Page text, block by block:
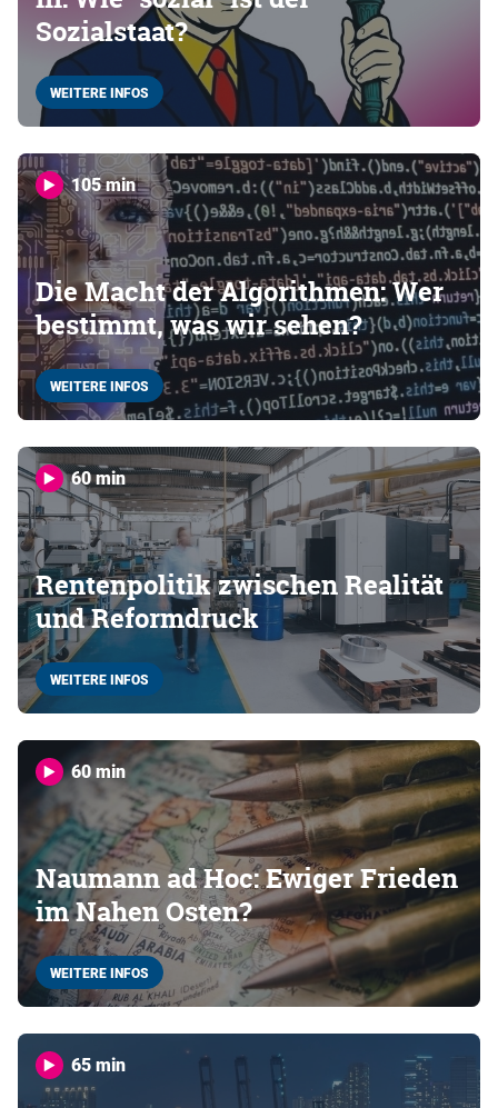
Sozialstaat?
WEITERE INFOS
105 min
Die Macht der Algorithmen: Wer
bestimmt, was wir sehen?
WEITERE INFOS
60 min
Rentenpolitik zwischen Realität
und Reformdruck
WEITERE INFOS
60 min
Naumann ad Hoc: Ewiger Frieden
im Nahen Osten?
WEITERE INFOS
65 min